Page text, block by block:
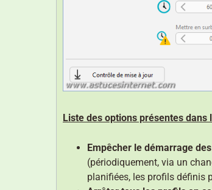
Liste des options présentes dans
Empêcher le démarrage
(périodiquement, via un
planifiées, les profils définis